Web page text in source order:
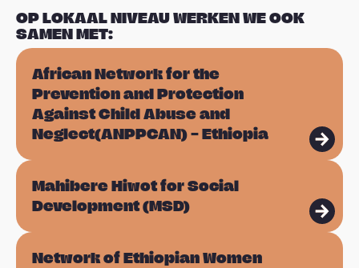
OP LOKAAL NIVEAU WERKEN WE OOK
SAMEN MET:
African Network for the
Prevention and Protection
Against Child Abuse and
Neglect(ANPPCAN) – Ethiopia
L
m
e
r
Mahibere Hiwot for Social
Development (MSD)
L
e
s
Network of Ethiopian Women
L